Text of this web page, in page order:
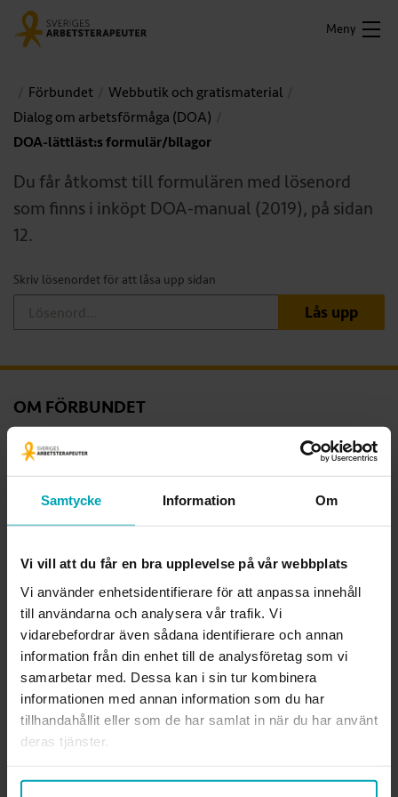
Samtycke Information Om
Vi vill att du får en bra upplevelse på vår webbplats
Vi använder enhetsidentifierare för att anpassa innehåll
till användarna och analysera vår trafik. Vi
vidarebefordrar även sådana identifierare och annan
information från din enhet till de analysföretag som vi
samarbetar med. Dessa kan i sin tur kombinera
informationen med annan information som du har
tillhandahållit eller som de har samlat in när du har använt
deras tjänster.
Meny
Förbundet
Webbutik och gratismaterial
Dialog om arbetsförmåga (DOA)
DOA-lättläst:s formulär/bilagor
Du får åtkomst till formulären med lösenord
som finns i inköpt DOA-manual (2019), på sidan
12.
Skriv lösenordet för att låsa upp sidan
Lås upp
OM FÖRBUNDET
Sveriges Arbetsterapeuter är den enda fackliga organisationen som
kan arbetsterapi. Vi är förbundet för alla legitimerade
arbetsterapeuter och arbetsterapeutstudenter. Tillsammans visar vi
värdet av arbetsterapi och av ett hälsofrämjande arbetsliv för alla
Ansvarig utgivare webben
Org.nr.814000-3289
Läs mer om förbundet
KONTAKTA OSS
Rådgivning i fackliga frågor